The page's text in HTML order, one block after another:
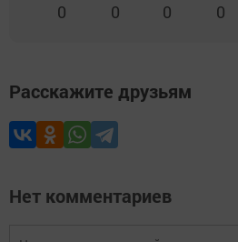
0 0 0 0
Расскажите друзьям
Нет комментариев